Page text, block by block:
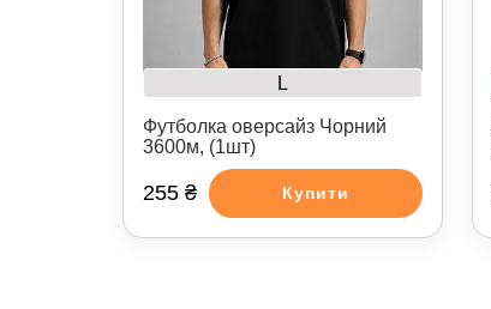
L
Футболка оверсайз Чорний
3600м, (1шт)
255 ₴ Купити